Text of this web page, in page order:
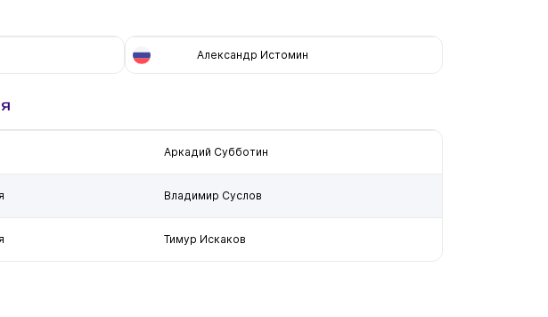
Александр Истомин
Аркадий Субботин
Владимир Суслов
Тимур Искаков